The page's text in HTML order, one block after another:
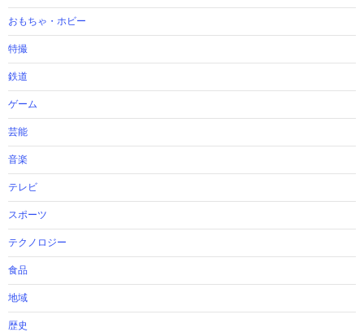
おもちゃ・ホビー
特撮
鉄道
ゲーム
芸能
音楽
テレビ
スポーツ
テクノロジー
食品
地域
歴史